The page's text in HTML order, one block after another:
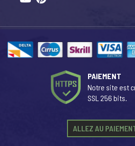
PAIEMENT
Notre site est
SSL 256 bits.
ALLEZ AU